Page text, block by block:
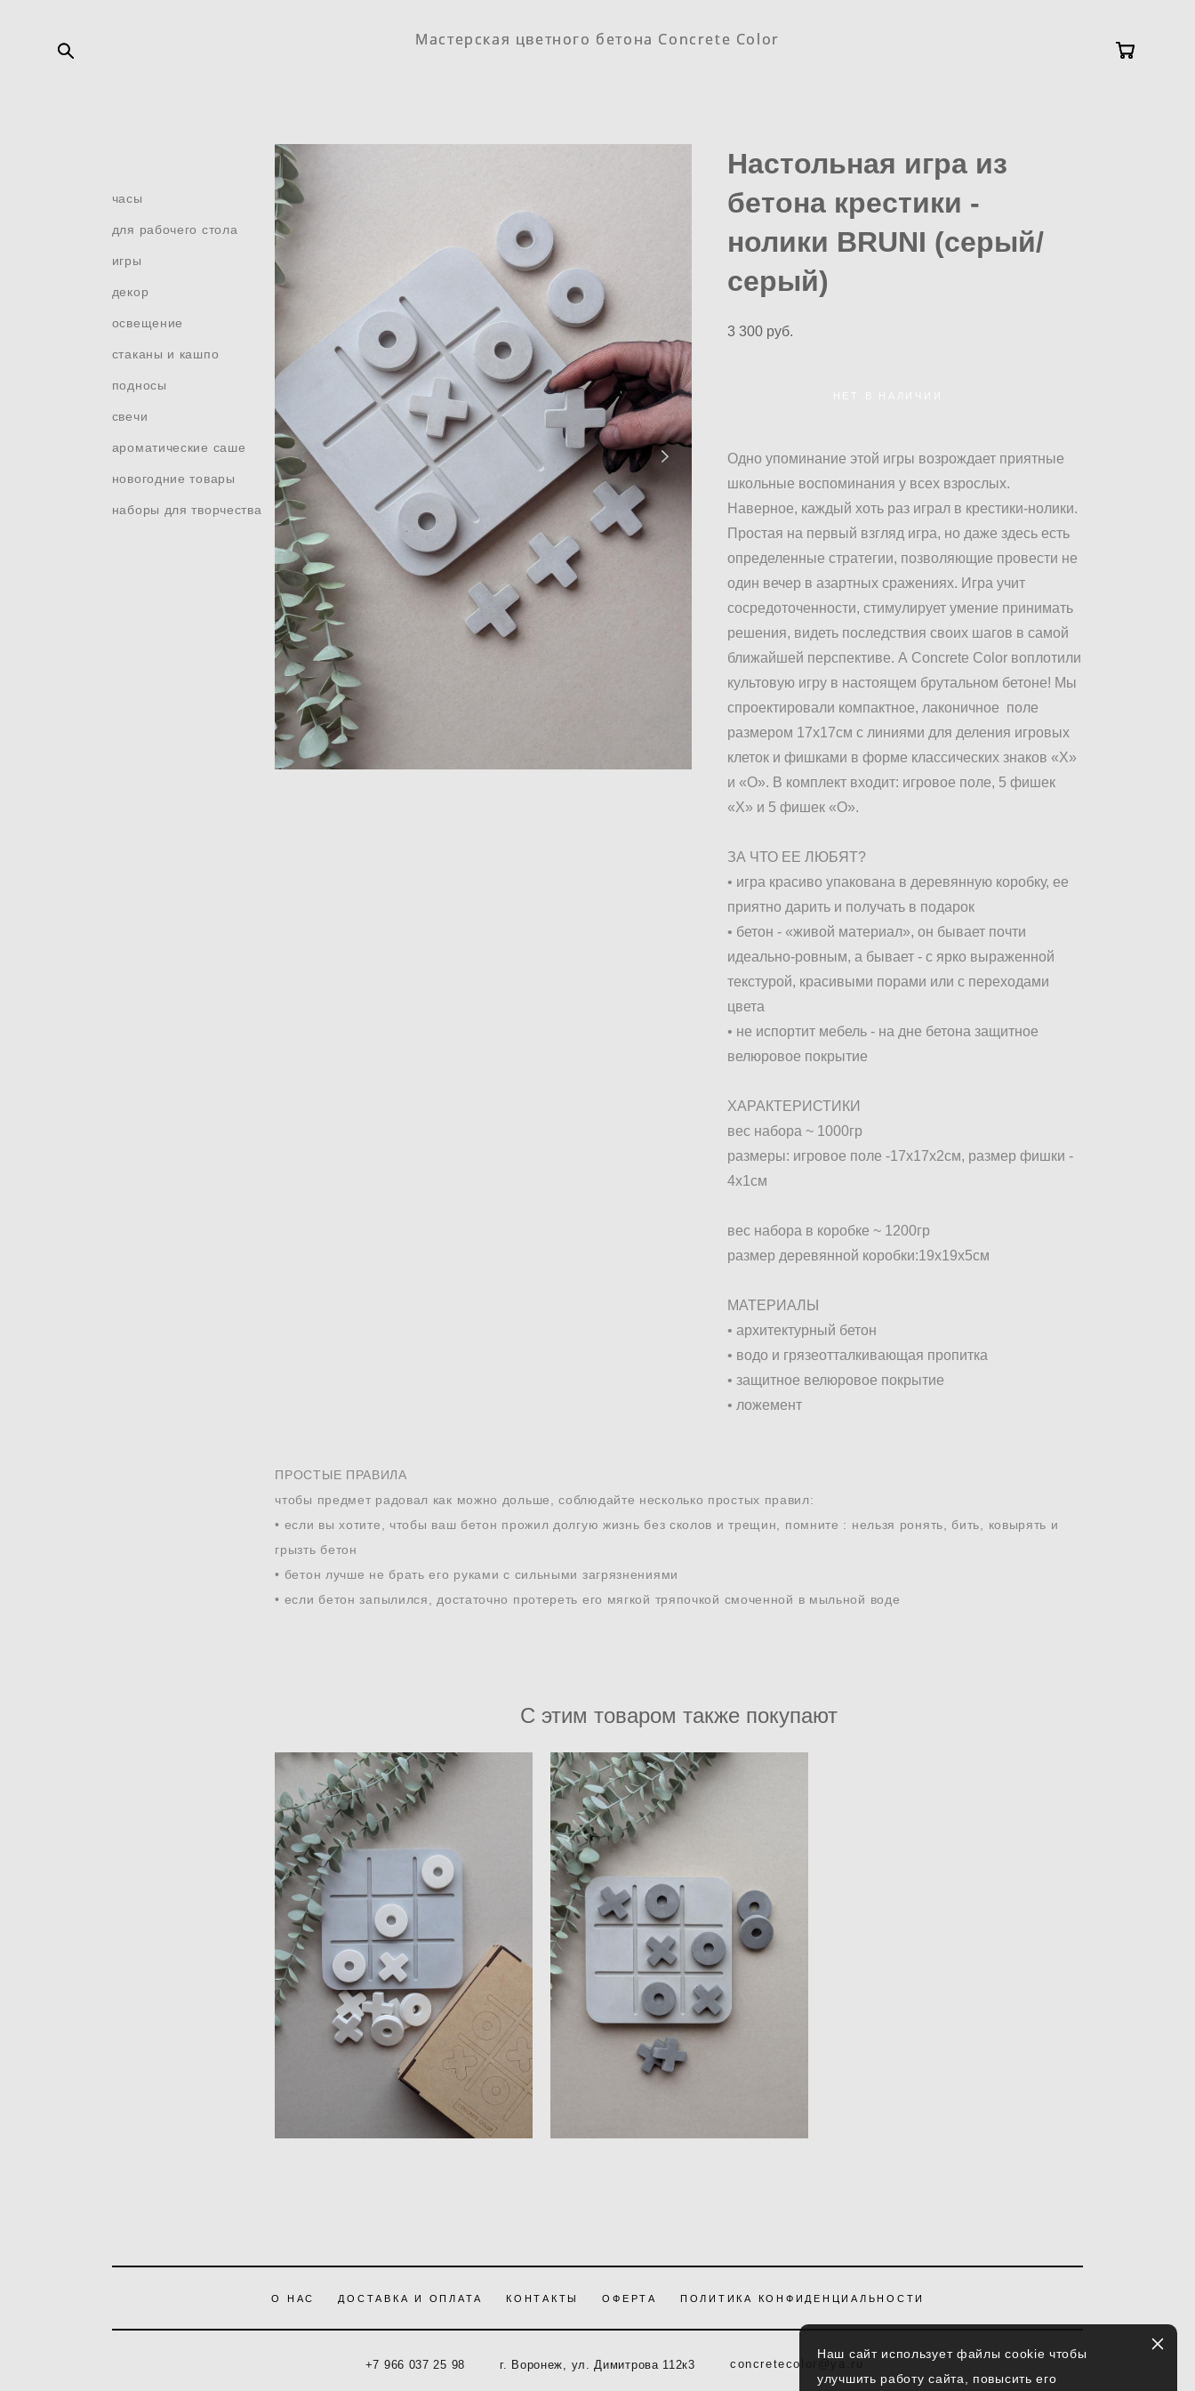
Мастерская цветного бетона Concrete Color
Мастерская цветного бетона Concrete Color
часы
для рабочего стола
игры
декор
освещение
стаканы и кашпо
подносы
свечи
ароматические саше
новогодние товары
наборы для творчества
Настольная игра из
бетона крестики -
нолики BRUNI (серый/
серый)
3 300 pуб.
НЕТ В НАЛИЧИИ
Одно упоминание этой игры возрождает приятные
школьные воспоминания у всех взрослых.
Наверное, каждый хоть раз играл в крестики-нолики.
Простая на первый взгляд игра, но даже здесь есть
определенные стратегии, позволяющие провести не
один вечер в азартных сражениях. Игра учит
сосредоточенности, стимулирует умение принимать
решения, видеть последствия своих шагов в самой
ближайшей перспективе. А Concrete Color воплотили
культовую игру в настоящем брутальном бетоне! Мы
спроектировали компактное, лаконичное поле
размером 17х17см с линиями для деления игровых
клеток и фишками в форме классических знаков «Х»
и «О». В комплект входит: игровое поле, 5 фишек
«Х» и 5 фишек «О».
ЗА ЧТО ЕЕ ЛЮБЯТ?
• игра красиво упакована в деревянную коробку, ее
приятно дарить и получать в подарок
• бетон - «живой материал», он бывает почти
идеально-ровным, а бывает - с ярко выраженной
текстурой, красивыми порами или с переходами
цвета
• не испортит мебель - на дне бетона защитное
велюровое покрытие
ХАРАКТЕРИСТИКИ
вес набора ~ 1000гр
размеры: игровое поле -17х17х2см, размер фишки -
4х1см
вес набора в коробке ~ 1200гр
размер деревянной коробки:19х19х5см
МАТЕРИАЛЫ
• архитектурный бетон
• водо и грязеотталкивающая пропитка
• защитное велюровое покрытие
• ложемент
ПРОСТЫЕ ПРАВИЛА
чтобы предмет радовал как можно дольше, соблюдайте несколько простых правил:
• если вы хотите, чтобы ваш бетон прожил долгую жизнь без сколов и трещин, помните : нельзя ронять, бить, ковырять и
грызть бетон
• бетон лучше не брать его руками с сильными загрязнениями
• если бетон запылился, достаточно протереть его мягкой тряпочкой смоченной в мыльной воде
С этим товаром также покупают
Настольная игра из бетона
крестики - нолики BRUNI (серый/
белый)
3 300 pуб.
Нет в наличии
Настольная игра из бетона
крестики - нолики BRUNI (серый/
базальт)
3 300 pуб.
Нет в наличии
О НАС ДОСТАВКА И ОПЛАТА КОНТАКТЫ ОФЕРТА ПОЛИТИКА КОНФИДЕНЦИАЛЬНОСТИ
+7 966 037 25 98 г. Воронеж, ул. Димитрова 112к3 concretecolor@ya.ru
Наш сайт использует файлы cookie чтобы
улучшить работу сайта, повысить его